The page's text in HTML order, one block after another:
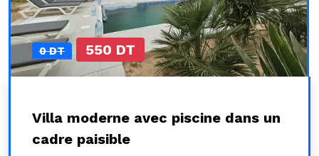
0 DT 550 DT
Villa moderne avec piscine dans un
cadre paisible